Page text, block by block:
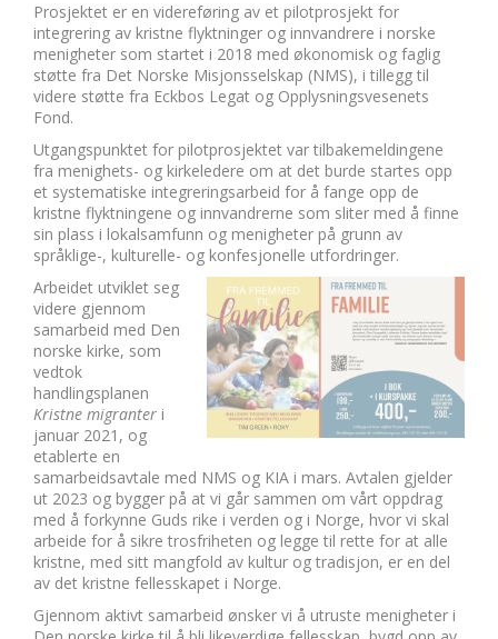
Prosjektet er en videreføring av et pilotprosjekt for
integrering av kristne flyktninger og innvandrere i norske
menigheter som startet i 2018 med økonomisk og faglig
støtte fra Det Norske Misjonsselskap (NMS), i tillegg til
videre støtte fra Eckbos Legat og Opplysningsvesenets
Fond.
Utgangspunktet for pilotprosjektet var tilbakemeldingene
fra menighets- og kirkeledere om at det burde startes opp
et systematiske integreringsarbeid for å fange opp de
kristne flyktningene og innvandrerne som sliter med å finne
sin plass i lokalsamfunn og menigheter på grunn av
språklige-, kulturelle- og konfesjonelle utfordringer.
Arbeidet utviklet seg
videre gjennom
samarbeid med Den
norske kirke, som
vedtok
handlingsplanen
Kristne migranter i
januar 2021, og
etablerte en
samarbeidsavtale med NMS og KIA i mars. Avtalen gjelder
ut 2023 og bygger på at vi går sammen om vårt oppdrag
med å forkynne Guds rike i verden og i Norge, hvor vi skal
arbeide for å sikre trosfriheten og legge til rette for at alle
kristne, med sitt mangfold av kultur og tradisjon, er en del
av det kristne fellesskapet i Norge.
Gjennom aktivt samarbeid ønsker vi å utruste menigheter i